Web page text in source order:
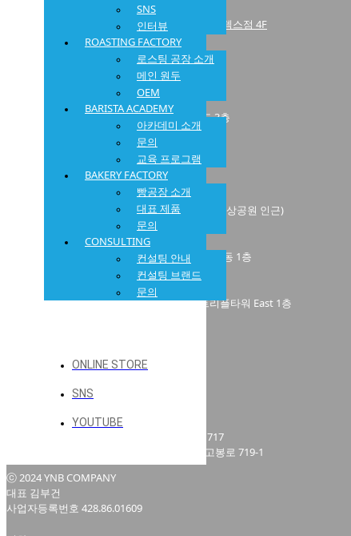
SNS
인터뷰
ROASTING FACTORY
로스팅 공장 소개
메인 원두
OEM
BARISTA ACADEMY
아카데미 소개
문의
교육 프로그램
BAKERY FACTORY
빵공장 소개
대표 제품
문의
CONSULTING
컨설팅 안내
컨설팅 브랜드
문의
ONLINE STORE
SNS
YOUTUBE
미루꾸커피 현대백화점 킨텍스점
경기 고양시 일산서구 호수로817 현대백화점 킨텍스점 4F
미루꾸커피 스타필드 고양점
경기 고양시 덕양구 고양대로 1955 B1
미루꾸커피 스타필드 수원점
경기 수원시 장안구 수성로 175 수원스타필드 3층
미루꾸커피 설문 드라이브스루점
경기 고양시 일산동구 설문동 719-1
경기 파주시 와석순환로515번길 70, 5층 (키즈 옥상공원 인근)
미루꾸커피 현대프리미엄아울렛 김포점
경기 김포시 고촌읍 아라육로 152번길 100, 타워동 1층
인천 연수구 송도과학로28번길 8 더샵송도트리플타워 East 1층
부산 수영구 민락로 17
(주)와이엔비컴퍼니
본사/공장｜경기도 고양시 일산동구 고봉로 717
아카데미/연구소｜경기도 고양시 일산동구 고봉로 719-1
ⓒ 2024 YNB COMPANY
대표 김부건
사업자등록번호 428.86.01609